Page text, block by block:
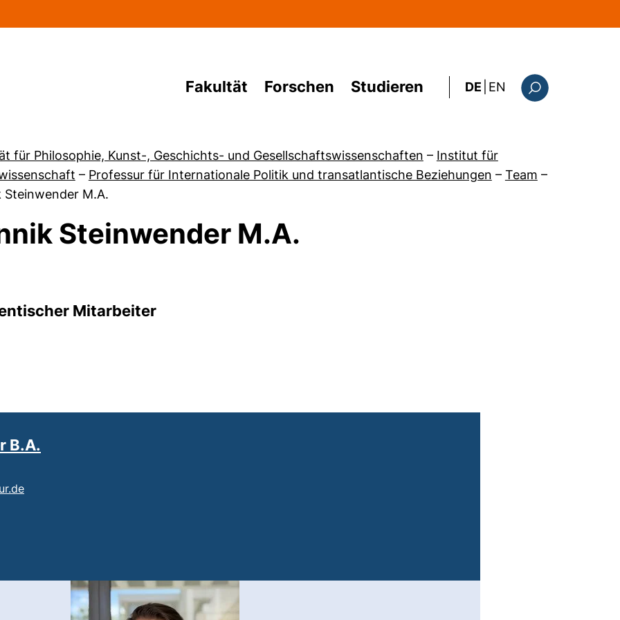
Fakultät Forschen Studieren DE EN : the current page
für Philosophie, Kunst-, Geschichts- und Gesellschaftswissenschaften – Institut für
– Professur für Internationale Politik und transatlantische Beziehungen – Team –
Steinwender M.A.
Aktuelles
Steinwender M.A.
Mitarbeiter
B.A.
(öffnet Ihr E-Mail-Programm)
Telefonanruf, wenn Ihr Gerät dies zulässt)